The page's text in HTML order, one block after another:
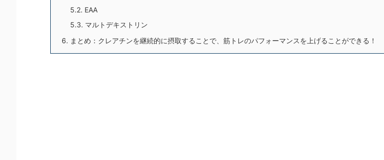
5.2. EAA
5.3. マルトデキストリン
6. まとめ：クレアチンを継続的に摂取することで、筋トレのパフォーマンスを上げることができる！